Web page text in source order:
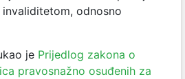
odnosno
je Prijedlog zakona o
pravosnažno osuđenih za